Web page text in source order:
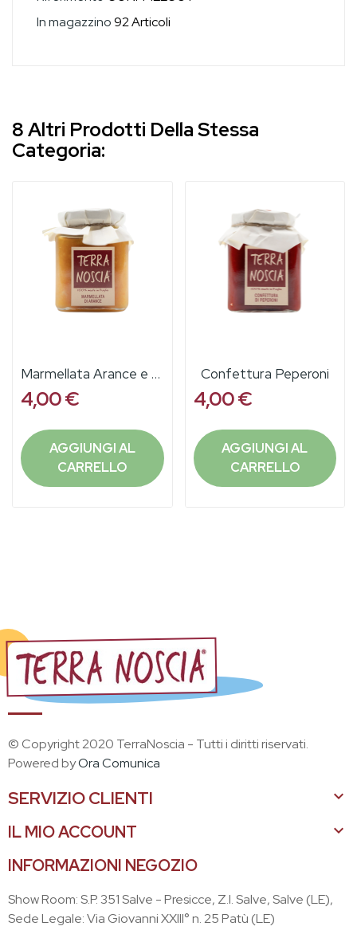
In magazzino92 Articoli
8 Altri Prodotti Della Stessa
Categoria:
Marmellata Arance e Frutta Secca
4,00 €
AGGIUNGI AL
CARRELLO
Confettura Peperoni
4,00 €
AGGIUNGI AL
CARRELLO
© Copyright 2020 TerraNoscia - Tutti i diritti riservati.
Powered byOra Comunica
SERVIZIO CLIENTI 
IL MIO ACCOUNT 
INFORMAZIONI NEGOZIO
Show Room: S.P. 351 Salve - Presicce, Z.I. Salve, Salve (LE),
Sede Legale: Via Giovanni XXIII° n. 25 Patù (LE)